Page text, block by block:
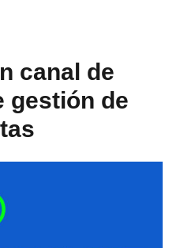
canal de
gestión de